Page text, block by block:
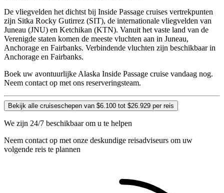
De vliegvelden het dichtst bij Inside Passage cruises vertrekpunten
zijn Sitka Rocky Gutirrez (SIT), de internationale vliegvelden van
Juneau (JNU) en Ketchikan (KTN). Vanuit het vaste land van de
Verenigde staten komen de meeste vluchten aan in Juneau,
Anchorage en Fairbanks. Verbindende vluchten zijn beschikbaar in
Anchorage en Fairbanks.
Boek uw avontuurlijke Alaska Inside Passage cruise vandaag nog.
Neem contact op met ons reserveringsteam.
Bekijk alle cruiseschepen van $6.100 tot $26.929 per reis
We zijn 24/7 beschikbaar om u te helpen
Neem contact op met onze deskundige reisadviseurs om uw
volgende reis te plannen